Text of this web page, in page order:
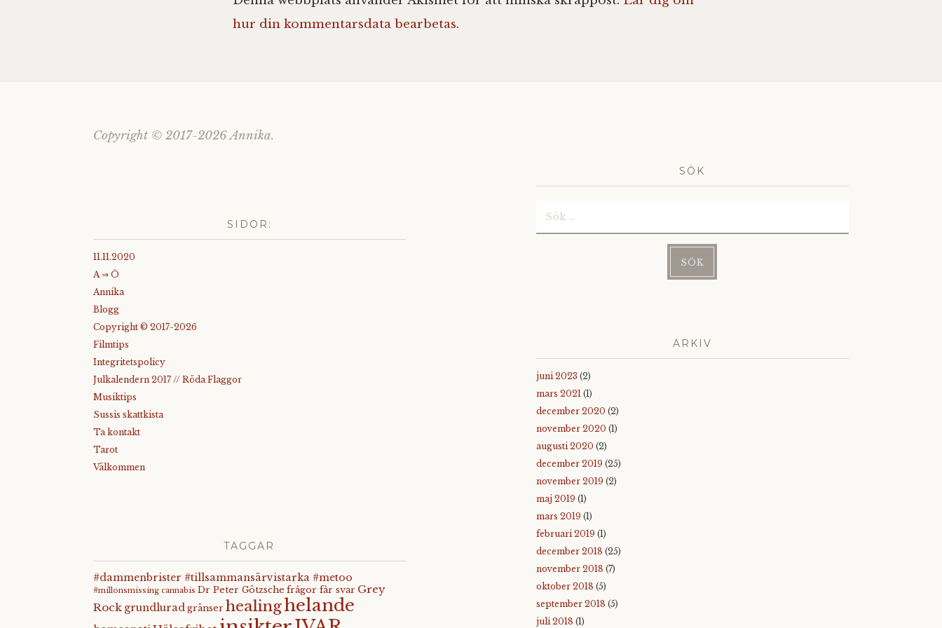
hur din kommentarsdata bearbetas.
Copyright © 2017-2026 Annika.
SIDOR:
11.11.2020
A ⇒ Ö
Annika
Blogg
Copyright © 2017-2026
Filmtips
Integritetspolicy
Julkalendern 2017 // Röda Flaggor
Musiktips
Sussis skattkista
Ta kontakt
Tarot
Välkommen
TAGGAR
#dammenbrister #tillsammansärvistarka #metoo
#millonsmissing cannabis Dr Peter Götzsche frågor får svar Grey
Rock grundlurad gränser healinghelande
SÖK
Sök
efter:
ARKIV
juni 2023 (2)
mars 2021 (1)
december 2020 (2)
november 2020 (1)
augusti 2020 (2)
december 2019 (25)
november 2019 (2)
maj 2019 (1)
mars 2019 (1)
februari 2019 (1)
december 2018 (25)
november 2018 (7)
oktober 2018 (5)
september 2018 (5)
juli 2018 (1)